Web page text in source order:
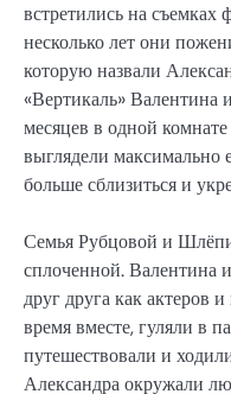
встретились на
несколько лет они
которую назвали
«Вертикаль» Валентина
месяцев в одной
выглядели максимально
больше сблизиться и
Семья Рубцовой и
сплоченной. Валентина
друг друга как актеров
время вместе, гуляли в
путешествовали и
Александра окружали